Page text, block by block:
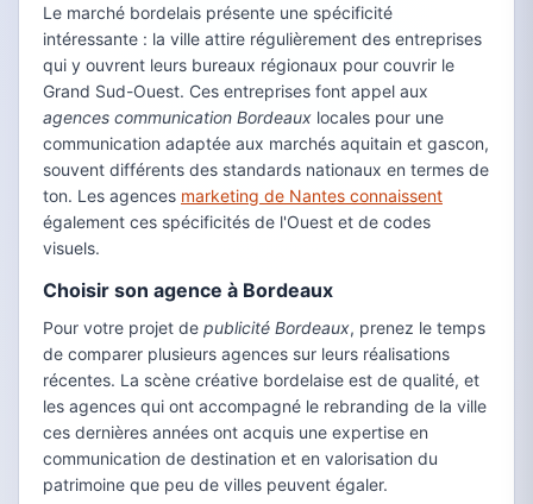
Le marché bordelais présente une spécificité
intéressante : la ville attire régulièrement des entreprises
qui y ouvrent leurs bureaux régionaux pour couvrir le
Grand Sud-Ouest. Ces entreprises font appel aux
agences communication Bordeaux locales pour une
communication adaptée aux marchés aquitain et gascon,
souvent différents des standards nationaux en termes de
ton. Les agences marketing de Nantes connaissent
également ces spécificités de l'Ouest et de codes
visuels.
Choisir son agence à Bordeaux
Pour votre projet de publicité Bordeaux, prenez le temps
de comparer plusieurs agences sur leurs réalisations
récentes. La scène créative bordelaise est de qualité, et
les agences qui ont accompagné le rebranding de la ville
ces dernières années ont acquis une expertise en
communication de destination et en valorisation du
patrimoine que peu de villes peuvent égaler.